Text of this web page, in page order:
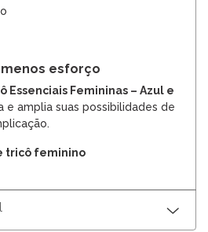
esforço
Essenciais Femininas – Azul e
e amplia suas possibilidades de
tricô feminino